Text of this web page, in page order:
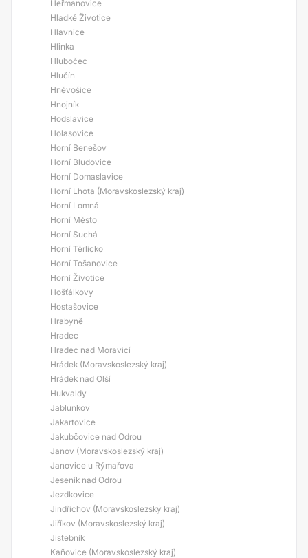
Heřmanovice
Hladké Životice
Hlavnice
Hlinka
Hlubočec
Hlučín
Hněvošice
Hnojník
Hodslavice
Holasovice
Horní Benešov
Horní Bludovice
Horní Domaslavice
Horní Lhota (Moravskoslezský kraj)
Horní Lomná
Horní Město
Horní Suchá
Horní Těrlicko
Horní Tošanovice
Horní Životice
Hošťálkovy
Hostašovice
Hrabyně
Hradec
Hradec nad Moravicí
Hrádek (Moravskoslezský kraj)
Hrádek nad Olší
Hukvaldy
Jablunkov
Jakartovice
Jakubčovice nad Odrou
Janov (Moravskoslezský kraj)
Janovice u Rýmařova
Jeseník nad Odrou
Jezdkovice
Jindřichov (Moravskoslezský kraj)
Jiříkov (Moravskoslezský kraj)
Jistebník
Kaňovice (Moravskoslezský kraj)